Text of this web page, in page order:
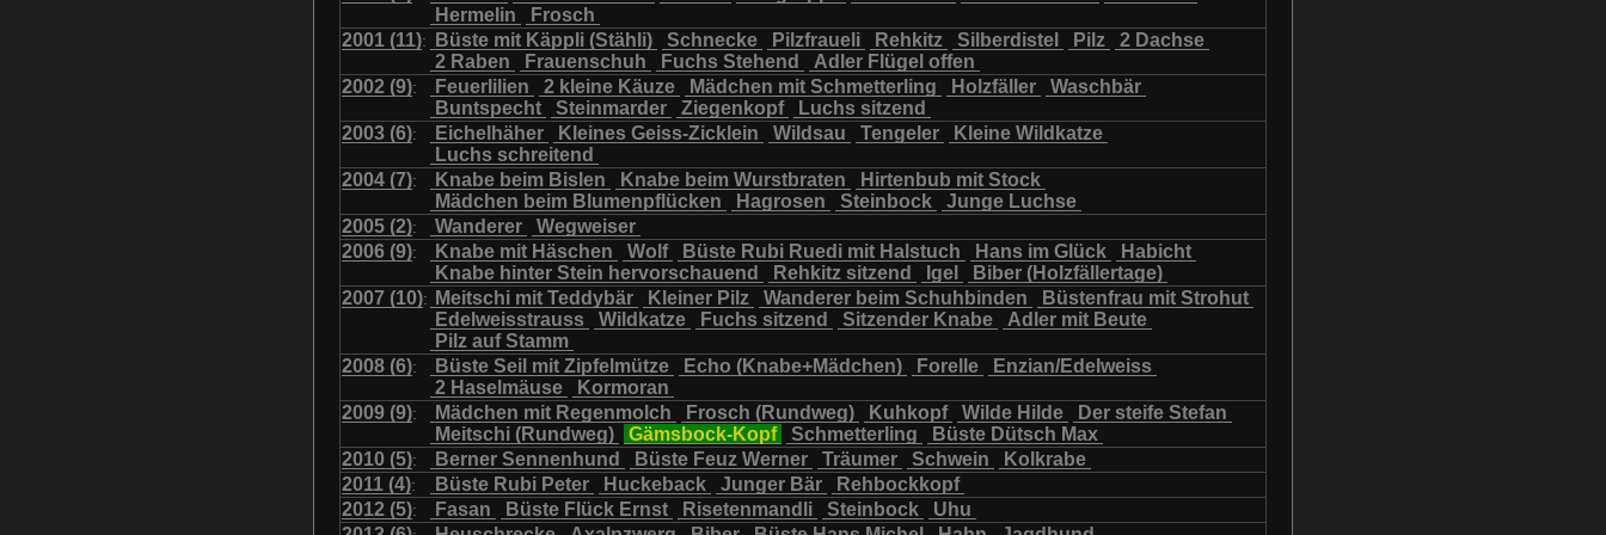
Uhu mit Jungen Waschbär
Hermelin
Frosch
2001 (11): Büste mit Käppli (Stähli) Schnecke Pilzfraueli Rehkitz Silberdistel Pilz
2 Dachse
2 Raben
Frauenschuh Fuchs Stehend
Adler Flügel offen
2002 (9): Feuerlilien 2 kleine Käuze Mädchen mit Schmetterling Holzfäller
Waschbär
Buntspecht
Steinmarder Ziegenkopf
Luchs sitzend
2003 (6): Eichelhäher Kleines Geiss-Zicklein Wildsau Tengeler
Kleine Wildkatze
Luchs schreitend
2004 (7): Knabe beim Bislen Knabe beim Wurstbraten
Hirtenbub mit Stock
Mädchen beim Blumenpflücken
Hagrosen Steinbock
Junge Luchse
2005 (2): Wanderer
Wegweiser
2006 (9): Knabe mit Häschen Wolf Büste Rubi Ruedi mit Halstuch Hans im Glück
Habicht
Knabe hinter Stein hervorschauend
Rehkitz sitzend Igel
Biber (Holzfällertage)
2007 (10): Meitschi mit Teddybär Kleiner Pilz Wanderer beim Schuhbinden
Büstenfrau mit Strohut
Edelweisstrauss
Wildkatze Fuchs sitzend Sitzender Knabe
Adler mit Beute
Pilz auf Stamm
2008 (6): Büste Seil mit Zipfelmütze Echo (Knabe+Mädchen) Forelle
Enzian/Edelweiss
2 Haselmäuse
Kormoran
2009 (9): Mädchen mit Regenmolch Frosch (Rundweg) Kuhkopf Wilde Hilde
Der steife Stefan
Meitschi (Rundweg)
Gämsbock-Kopf Schmetterling
Büste Dütsch Max
2010 (5): Berner Sennenhund Büste Feuz Werner Träumer Schwein
Kolkrabe
2011 (4): Büste Rubi Peter Huckeback Junger Bär
Rehbockkopf
2012 (5): Fasan Büste Flück Ernst Risetenmandli Steinbock
Uhu